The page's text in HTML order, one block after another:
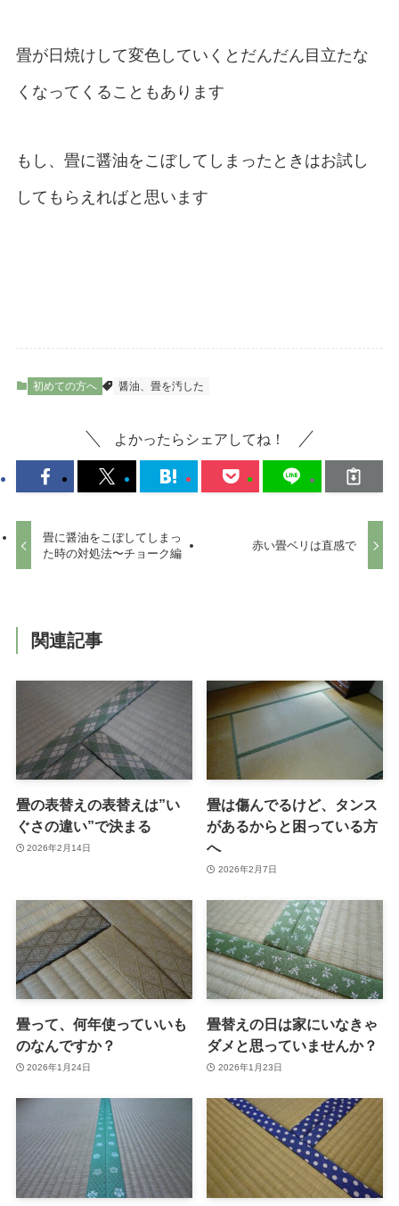
畳が日焼けして変色していくとだんだん目立たな
くなってくることもあります
もし、畳に醤油をこぼしてしまったときはお試し
してもらえればと思います
初めての方へ 醤油、畳を汚した
よかったらシェアしてね！
畳に醤油をこぼしてしまっ
た時の対処法〜チョーク編
赤い畳ベリは直感で
関連記事
畳の表替えの表替えは”い
ぐさの違い”で決まる
2026年2月14日
畳は傷んでるけど、タンス
があるからと困っている方
へ
2026年2月7日
畳って、何年使っていいも
のなんですか？
2026年1月24日
畳替えの日は家にいなきゃ
ダメと思っていませんか？
2026年1月23日